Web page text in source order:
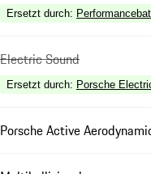
Ersetzt durch:
Electric Sound
Ersetzt durch: Porsche
Porsche Active